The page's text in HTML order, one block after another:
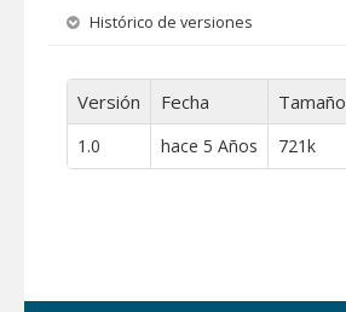
Histórico de versiones
Versión Fecha Tamaño
1.0 hace 5 Años 721k